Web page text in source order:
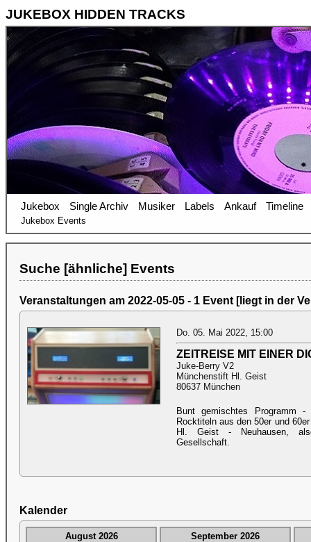
JUKEBOX HIDDEN TRACKS
Jukebox Single Archiv Musiker Labels Ankauf Timeline
Jukebox Events
Suche [ähnliche] Events
Veranstaltungen am 2022-05-05 - 1 Event [liegt in der
Do. 05. Mai 2022, 15:00
ZEITREISE MIT EINER
Juke-Berry V2
Münchenstift Hl. Geist
80637 München
Bunt gemischtes Programm
Rocktiteln aus den 50er und
Hl. Geist - Neuhausen,
Gesellschaft.
Kalender
August 2026 September 2026